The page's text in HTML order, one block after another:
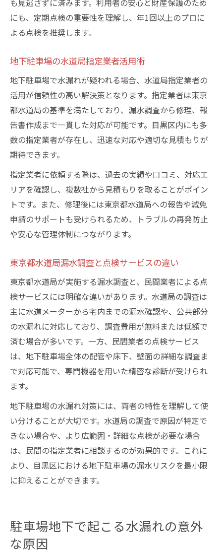
地下駐車場の排水対策と日常管理のコツ
東京都目黒区で信頼できる漏水点検法
駐車場地下に強い漏水調査専門業者の見分
け方
解説
地下駐車場のための信頼できる点検依頼方
法
漏水調査費用の相場と納得の業者選びのコ
ツ
駐車場地下の水道局漏水減免制度の活用ポ
イント
も見逃さずに済みます。利用者の安心と財産保護のため
にも、定期点検の重要性を理解し、年1回以上のプロに
よる点検を推奨します。
地下駐車場の水道局指定業者活用術
地下駐車場で水漏れが疑われる場合、水道局指定業者の
活用が信頼性の高い解決策となります。指定業者は東京
都水道局の基準を満たしており、漏水調査から修理、報
告書作成まで一貫した対応が可能です。目黒区内にも多
数の指定業者が存在し、迅速な対応や適切な見積もりが
期待できます。
指定業者に依頼する際は、過去の実績や口コミ、対応エ
リアを確認し、複数社から見積もりを取ることがポイン
トです。また、修理後には東京都水道局への報告や減免
申請のサポートも受けられるため、トラブルの再発防止
や安心な管理体制につながります。
東京都水道局漏水調査と点検サービスの違い
東京都水道局が実施する漏水調査と、民間業者による点
検サービスには明確な違いがあります。水道局の調査は
主に水道メーターから宅内までの漏水確認や、公共部分
の水漏れに対応しており、調査費用が無料または低額で
済む場合が多いです。一方、民間業者の点検サービス
は、地下駐車場全体の配管や床下、壁面の詳細な調査ま
で対応可能で、専門機器を用いた精密な診断が受けられ
ます。
地下駐車場の水漏れ対策には、両者の特性を理解して使
い分けることが大切です。水道局の調査で原因が特定で
きない場合や、より広範囲・詳細な点検が必要な場合
は、民間の指定業者に相談するのが効果的です。これに
より、目黒区における地下駐車場の漏水リスクを最小限
に抑えることができます。
駐車場地下で起こる水漏れの意外
な原因